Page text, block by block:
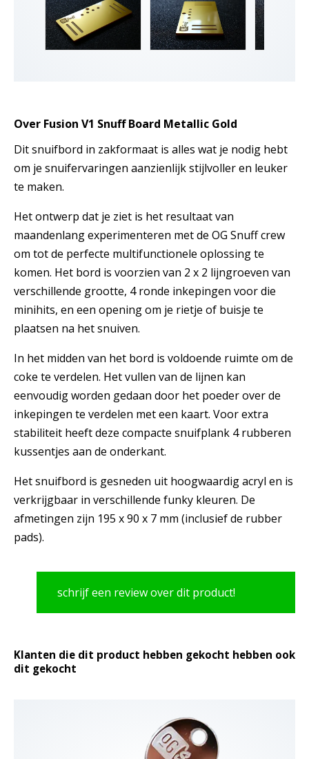
Over Fusion V1 Snuff Board Metallic Gold
Dit snuifbord in zakformaat is alles wat je nodig hebt
om je snuifervaringen aanzienlijk stijlvoller en leuker
te maken.
Het ontwerp dat je ziet is het resultaat van
maandenlang experimenteren met de OG Snuff crew
om tot de perfecte multifunctionele oplossing te
komen. Het bord is voorzien van 2 x 2 lijngroeven van
verschillende grootte, 4 ronde inkepingen voor die
minihits, en een opening om je rietje of buisje te
plaatsen na het snuiven.
In het midden van het bord is voldoende ruimte om de
coke te verdelen. Het vullen van de lijnen kan
eenvoudig worden gedaan door het poeder over de
inkepingen te verdelen met een kaart. Voor extra
stabiliteit heeft deze compacte snuifplank 4 rubberen
kussentjes aan de onderkant.
Het snuifbord is gesneden uit hoogwaardig acryl en is
verkrijgbaar in verschillende funky kleuren. De
afmetingen zijn 195 x 90 x 7 mm (inclusief de rubber
pads).
schrijf een review over dit product!
Klanten die dit product hebben gekocht hebben ook
dit gekocht